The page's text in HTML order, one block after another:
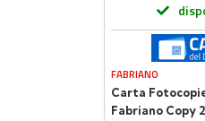
FABRIANO
Carta
Fabriano Copy 2